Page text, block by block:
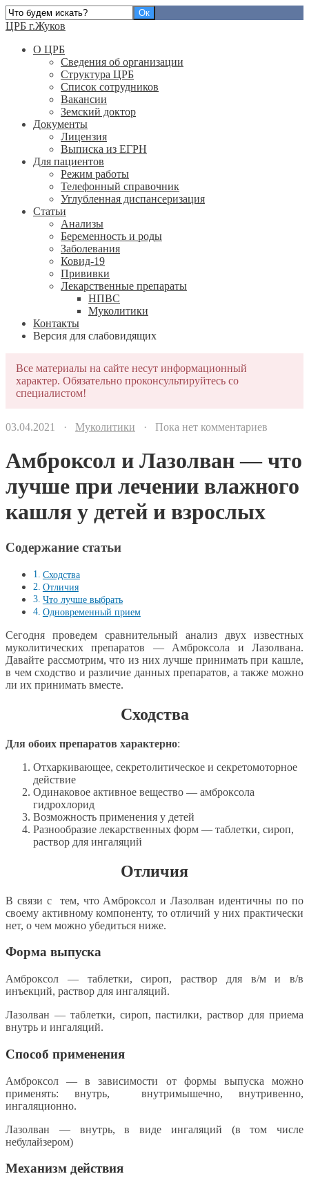
ЦРБ г.Жуков
О ЦРБ
Сведения об организации
Структура ЦРБ
Список сотрудников
Вакансии
Земский доктор
Документы
Лицензия
Выписка из ЕГРН
Для пациентов
Режим работы
Телефонный справочник
Углубленная диспансеризация
Статьи
Анализы
Беременность и роды
Заболевания
Ковид-19
Прививки
Лекарственные препараты
НПВС
Муколитики
Контакты
Версия для слабовидящих
Все материалы на сайте несут информационный
характер. Обязательно проконсультируйтесь со
специалистом!
03.04.2021 · Муколитики · Пока нет комментариев
Амброксол и Лазолван — что
лучше при лечении влажного
кашля у детей и взрослых
Содержание статьи
Сходства
Отличия
Что лучше выбрать
Одновременный прием
Сегодня проведем сравнительный анализ двух известных
муколитических препаратов — Амброксола и Лазолвана.
Давайте рассмотрим, что из них лучше принимать при кашле,
в чем сходство и различие данных препаратов, а также можно
ли их принимать вместе.
Сходства
Для обоих препаратов характерно:
Отхаркивающее, секретолитическое и секретомоторное
действие
Одинаковое активное вещество — амброксола
гидрохлорид
Возможность применения у детей
Разнообразие лекарственных форм — таблетки, сироп,
раствор для ингаляций
Отличия
В связи с тем, что Амброксол и Лазолван идентичны по по
своему активному компоненту, то отличий у них практически
нет, о чем можно убедиться ниже.
Форма выпуска
Амброксол — таблетки, сироп, раствор для в/м и в/в
инъекций, раствор для ингаляций.
Лазолван — таблетки, сироп, пастилки, раствор для приема
внутрь и ингаляций.
Способ применения
Амброксол — в зависимости от формы выпуска можно
применять: внутрь, внутримышечно, внутривенно,
ингаляционно.
Лазолван — внутрь, в виде ингаляций (в том числе
небулайзером)
Механизм действия